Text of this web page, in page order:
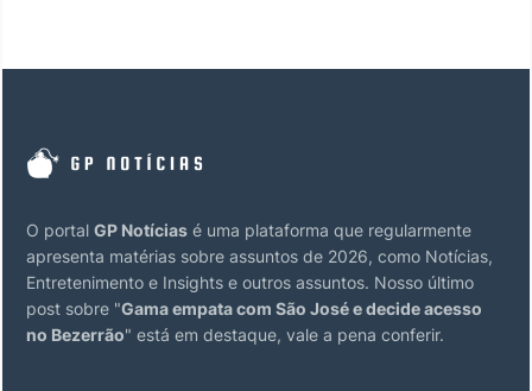
O portal GP Notícias é uma plataforma que regularmente
apresenta matérias sobre assuntos de 2026, como Notícias,
Entretenimento e Insights e outros assuntos. Nosso último
post sobre "Gama empata com São José e decide acesso
no Bezerrão" está em destaque, vale a pena conferir.